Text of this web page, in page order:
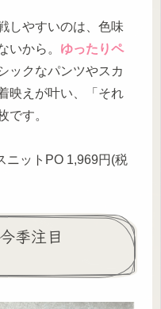
しやすいのは、色味
いから。 ゆったりペ
ックなパンツやスカ
映えが叶い、「それ
です。
ットPO 1,969円(税
季注目